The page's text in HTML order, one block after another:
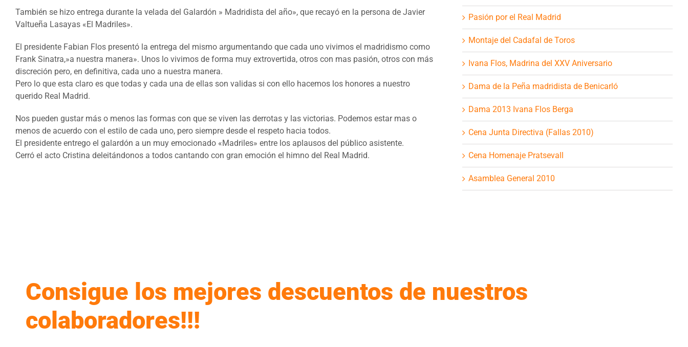
También se hizo entrega durante la velada del Galardón » Madridista del año», que recayó en la persona de Javier
Valtueña Lasayas «El Madriles».
El presidente Fabian Flos presentó la entrega del mismo argumentando que cada uno vivimos el madridismo como
Frank Sinatra,»a nuestra manera». Unos lo vivimos de forma muy extrovertida, otros con mas pasión, otros con más
discreción pero, en definitiva, cada uno a nuestra manera.
Pero lo que esta claro es que todas y cada una de ellas son validas si con ello hacemos los honores a nuestro
querido Real Madrid.
Nos pueden gustar más o menos las formas con que se viven las derrotas y las victorias. Podemos estar mas o
menos de acuerdo con el estilo de cada uno, pero siempre desde el respeto hacia todos.
El presidente entrego el galardón a un muy emocionado «Madriles» entre los aplausos del público asistente.
Cerró el acto Cristina deleitándonos a todos cantando con gran emoción el himno del Real Madrid.
Pasión por el Real Madrid
Montaje del Cadafal de Toros
Ivana Flos, Madrina del XXV Aniversario
Dama de la Peña madridista de Benicarló
Dama 2013 Ivana Flos Berga
Cena Junta Directiva (Fallas 2010)
Cena Homenaje Pratsevall
Asamblea General 2010
Consigue los mejores descuentos de nuestros
colaboradores!!!